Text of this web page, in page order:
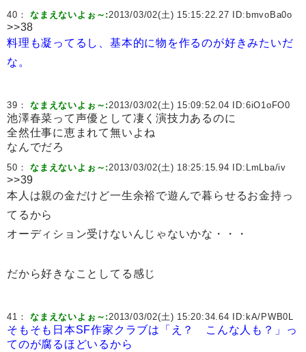
40：なまえないよぉ～:2013/03/02(土) 15:15:22.27 ID: bmvoBa0o
>>38
料理も凝ってるし、基本的に物を作るのが好きみたいだ
な。
39：なまえないよぉ～:2013/03/02(土) 15:09:52.04 ID:6iO1oFO0
池澤春菜って声優として凄く演技力あるのに
全然仕事に恵まれて無いよね
なんでだろ
50：なまえないよぉ～:2013/03/02(土) 18:25:15.94 ID: LmLba/iv
>>39
本人は親の金だけど一生余裕で遊んで暮らせるお金持っ
てるから
オーディション受けないんじゃないかな・・・
だから好きなことしてる感じ
41：なまえないよぉ～:2013/03/02(土) 15:20:34.64 ID: kA/PWB0L
そもそも日本SF作家クラブは「え？ こんな人も？」っ
てのが腐るほどいるから